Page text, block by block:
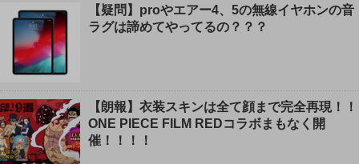
【疑問】proやエアー4、5の無線イヤホンの音
ラグは諦めてやってるの？？？
【朗報】衣装スキンは全て顔まで完全再現！！
ONE PIECE FILM REDコラボまもなく開
催！！！！